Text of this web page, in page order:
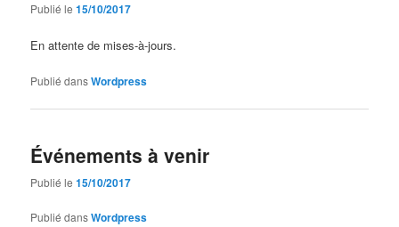
Publié le15/10/2017
En attente de mises-à-jours.
Publié dansWordpress
Événements à venir
Publié le15/10/2017
Publié dansWordpress